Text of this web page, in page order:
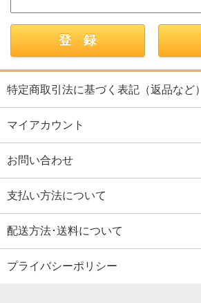
特定商取引法に基づく表記（返品など）
マイアカウント
お問い合わせ
支払い方法について
配送方法･送料について
プライバシーポリシー